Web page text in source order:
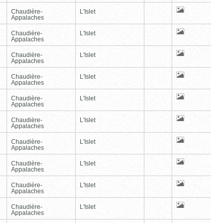
Chaudière-
Appalaches
L'Islet
Chaudière-
Appalaches
L'Islet
Chaudière-
Appalaches
L'Islet
Chaudière-
Appalaches
L'Islet
Chaudière-
Appalaches
L'Islet
Chaudière-
Appalaches
L'Islet
Chaudière-
Appalaches
L'Islet
Chaudière-
Appalaches
L'Islet
Chaudière-
Appalaches
L'Islet
Chaudière-
Appalaches
L'Islet